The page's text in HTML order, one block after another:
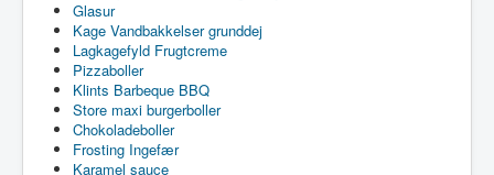
Glasur
Kage Vandbakkelser grunddej
Lagkagefyld Frugtcreme
Pizzaboller
Klints Barbeque BBQ
Store maxi burgerboller
Chokoladeboller
Frosting Ingefær
Karamel sauce